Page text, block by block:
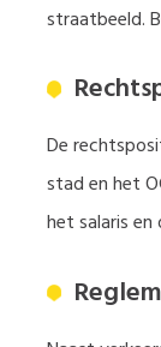
straatbeeld.
De
stad en het
het salaris en